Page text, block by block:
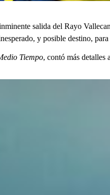
salida del Rayo
y posible destino,
Tiempo, contó más detalles